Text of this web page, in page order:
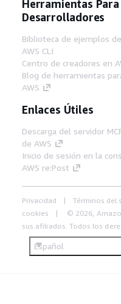
Herramientas Para
Desarrolladores
Biblioteca de ejemplos
AWS CLI
Centro de creadores en
Blog de herramientas
AWS
Enlaces Útiles
Descarga del servidor
de AWS
Inicio de sesión en la
AWS re:Post
Privacidad Términos del
cookies
© 2026,
sus afiliados. Todos los
Español